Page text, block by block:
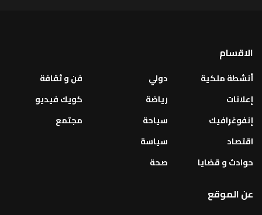
الاقسام
أنشطة ملكية
إعلانات
إنفوغرافيك
اقتصاد
حوادث و قضايا
دولي
رياضة
سياحة
سياسة
صحة
فن و ثقافة
كويك فيديو
مجتمع
عن الموقع